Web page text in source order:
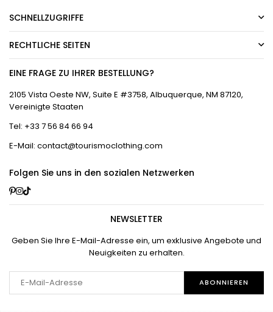
SCHNELLZUGRIFFE
RECHTLICHE SEITEN
EINE FRAGE ZU IHRER BESTELLUNG?
2105 Vista Oeste NW, Suite E #3758, Albuquerque, NM 87120,
Vereinigte Staaten
Tel: +33 7 56 84 66 94
E-Mail: contact@tourismoclothing.com
Folgen Sie uns in den sozialen Netzwerken
Pinterest
Instagram
TikTok
NEWSLETTER
Geben Sie Ihre E-Mail-Adresse ein, um exklusive Angebote und
Neuigkeiten zu erhalten.
ABONNIEREN